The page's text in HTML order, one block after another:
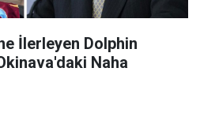
İlerleyen Dolphin
Naha